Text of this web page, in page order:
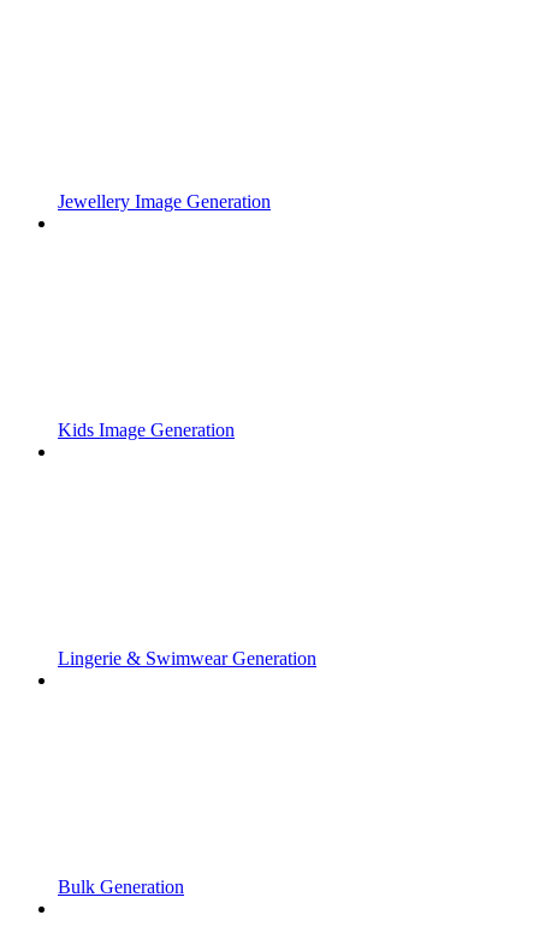
Jewellery Image Generation
Kids Image Generation
Lingerie & Swimwear Generation
Bulk Generation